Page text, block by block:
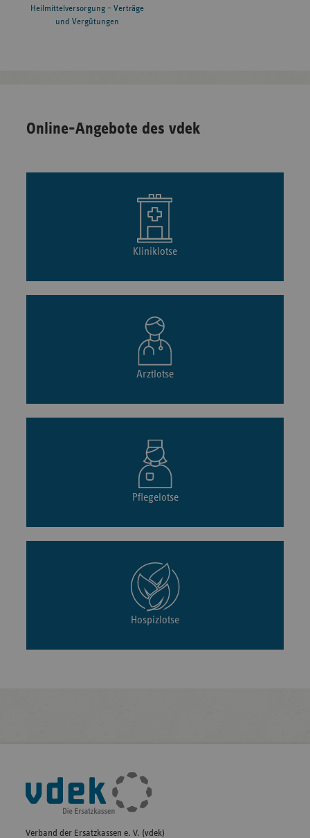
Heilmittelversorgung – Verträge
und Vergütungen
Online-Angebote des vdek
Kliniklotse
Arztlotse
Pflegelotse
Hospizlotse
Fußleisten-
Navigation
Verband der Ersatzkassen e. V. (vdek)